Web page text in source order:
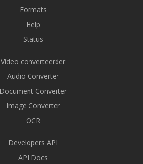
Formats
Help
Status
Video converteerder
Audio Converter
Document Converter
Image Converter
OCR
Developers API
API Docs